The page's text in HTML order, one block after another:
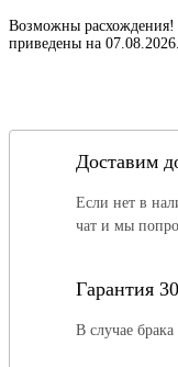
Возможны расхождения!
приведены на 07.08.2026.
Доставим
Если нет в
чат и мы
Гарантия
В случае